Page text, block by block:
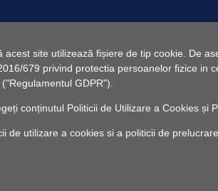
site utilizează fișiere de tip cookie. De
679 privind protectia persoanelor fizice
GDPR").
conținutul Politicii de Utilizare a Cookiesși
de utilizare a cookies si a politicii de